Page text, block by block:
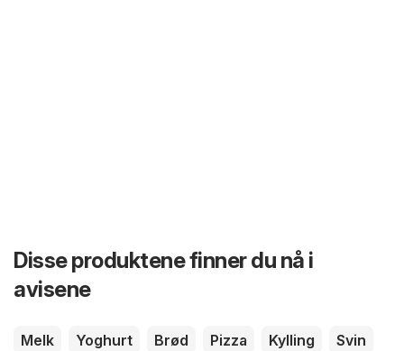
Disse produktene finner du nå i
avisene
Melk Yoghurt Brød Pizza Kylling
Svin